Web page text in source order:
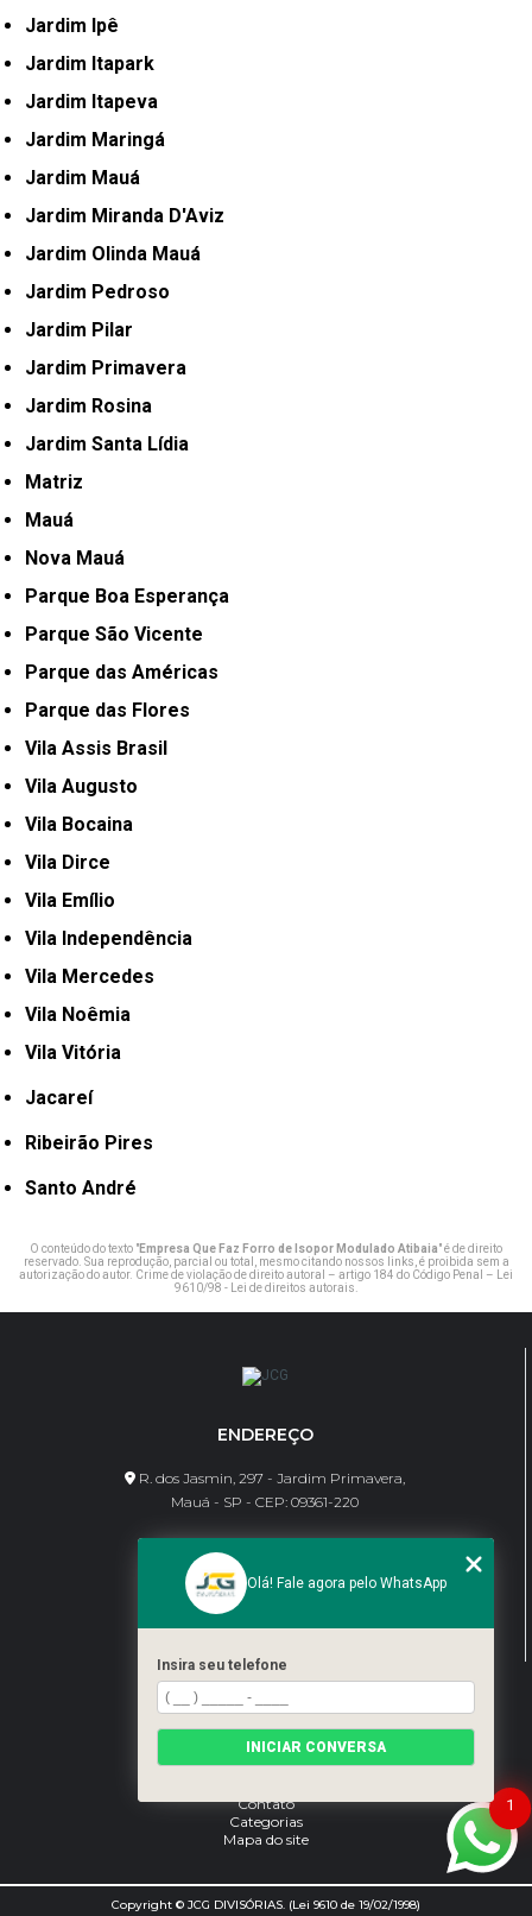
Jardim Ipê
Jardim Itapark
Jardim Itapeva
Jardim Maringá
Jardim Mauá
Jardim Miranda D'Aviz
Jardim Olinda Mauá
Jardim Pedroso
Jardim Pilar
Jardim Primavera
Jardim Rosina
Jardim Santa Lídia
Matriz
Mauá
Nova Mauá
Parque Boa Esperança
Parque São Vicente
Parque das Américas
Parque das Flores
Vila Assis Brasil
Vila Augusto
Vila Bocaina
Vila Dirce
Vila Emílio
Vila Independência
Vila Mercedes
Vila Noêmia
Vila Vitória
Jacareí
Ribeirão Pires
Santo André
O conteúdo do texto "Empresa Que Faz Forro de Isopor Modulado Atibaia" é de direito
reservado. Sua reprodução, parcial ou total, mesmo citando nossos links, é proibida sem a
autorização do autor. Crime de violação de direito autoral – artigo 184 do Código Penal –
Lei
9610/98 - Lei de direitos autorais
ENDEREÇO
R. dos Jasmin, 297 - Jardim Primavera,
Mauá - SP - CEP: 09361-220
CONTATO
(11) 95462-8630
bene@jcgdivisorias.com
Home
Sobre Nós
Serviços
Contato
Categorias
Mapa do site
Copyright © JCG DIVISÓRIAS. (Lei 9610 de 19/02/1998)
1
Olá! Fale agora pelo WhatsApp
Insira seu telefone
INICIAR CONVERSA